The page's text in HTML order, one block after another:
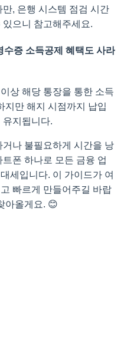
, 은행 시스템 점검 시간
으니 참고해주세요.
증 소득공제 혜택도 사라
상 해당 통장을 통한 소득
지만 해지 시점까지 납입
유지됩니다.
나 불필요하게 시간을 낭
폰 하나로 모든 금융 업
세입니다. 이 가이드가 여
빠르게 만들어주길 바랍
아올게요. 😊